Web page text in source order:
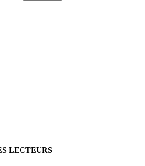
LECTEURS